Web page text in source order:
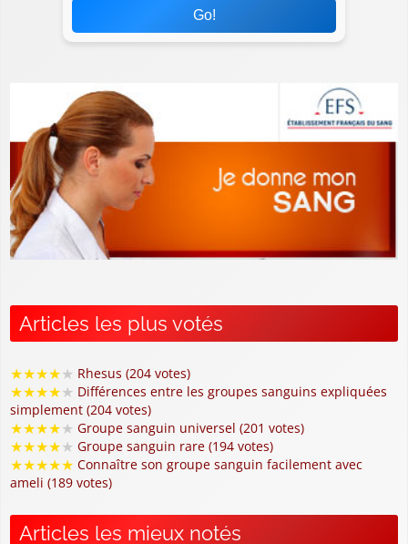
Go!
Articles les plus votés
★★★★★ Rhesus (204 votes)
★★★★★ Différences entre les groupes sanguins expliquées
simplement (204 votes)
★★★★★ Groupe sanguin universel (201 votes)
★★★★★ Groupe sanguin rare (194 votes)
★★★★★ Connaître son groupe sanguin facilement avec
ameli (189 votes)
Articles les mieux notés